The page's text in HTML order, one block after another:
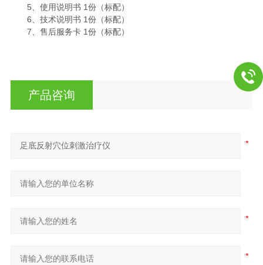
5、使用说明书 1份（标配）
6、技术说明书 1份（标配）
7、售后服务卡 1份（标配）
产品咨询